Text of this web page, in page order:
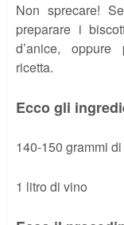
Non sprecare!
preparare i
d’anice, oppure
ricetta.
Ecco gli
140-150 grammi
1 litro di vino